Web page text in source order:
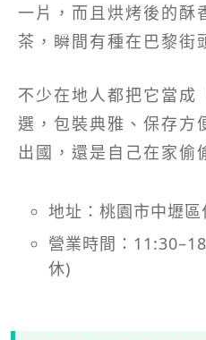
一片，而且烘烤後的酥
茶，瞬間有種在巴黎街
不少在地人都把它當成
選，包裝典雅、保存方
出國，還是自己在家偷
地址：桃園市中壢
營業時間：
休)